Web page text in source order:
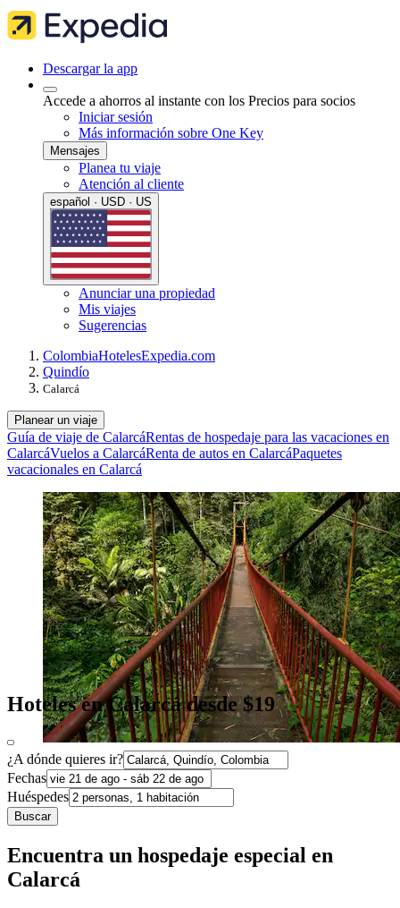
Descargar la app
Accede a ahorros al instante con los Precios para socios
Iniciar sesión
Más información sobre One Key
Mensajes
Planea tu viaje
Atención al cliente
español · USD · US
Anunciar una propiedad
Mis viajes
Sugerencias
ColombiaHotelesExpedia.com
Quindío
Calarcá
Planear un viaje
Guía de viaje de CalarcáRentas de hospedaje para las vacaciones en
CalarcáVuelos a CalarcáRenta de autos en CalarcáPaquetes
vacacionales en Calarcá
Hoteles en Calarcá desde $19
¿A dónde quieres ir?
Fechas
Huéspedes
Buscar
Encuentra un hospedaje especial en
Calarcá